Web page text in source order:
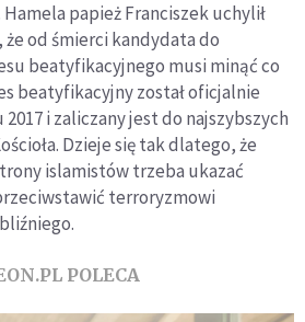
papież Franciszek uchylił
od śmierci kandydata do
beatyfikacyjnego musi minąć co
beatyfikacyjny został oficjalnie
i zaliczany jest do najszybszych
Dzieje się tak dlatego, że
islamistów trzeba ukazać
terroryzmowi
POLECA